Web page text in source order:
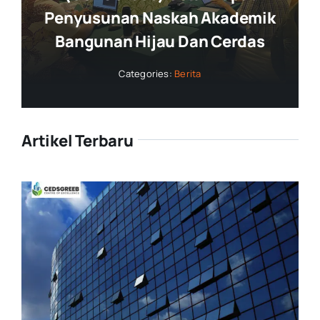
Penyusunan Naskah Akademik
Bangunan Hijau Dan Cerdas
Categories: Berita
Artikel Terbaru